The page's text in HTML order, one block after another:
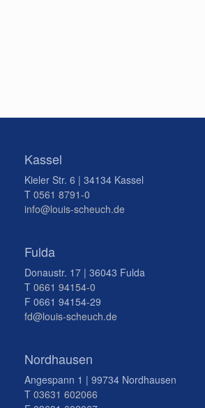
Kassel
Kieler Str. 6 | 34134 Kassel
T 0561 8791-0
info@louis-scheuch.de
Fulda
Donaustr. 17 | 36043 Fulda
T 0661 94154-0
F 0661 94154-29
fd@louis-scheuch.de
Nordhausen
Angespann 1 | 99734 Nordhausen
T 03631 602066